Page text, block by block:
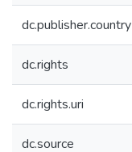
dc.publisher.country
dc.rights
dc.rights.uri
dc.source